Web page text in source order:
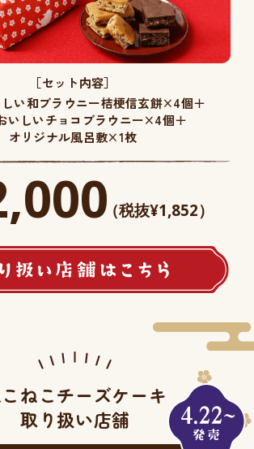
［セット内容］
い和ブラウニー桔梗信玄餅×4個＋
いしいチョコブラウニー×4個＋
オリジナル風呂敷×1枚
（税抜¥1,852）
ねこチーズケーキ
取り扱い店舗